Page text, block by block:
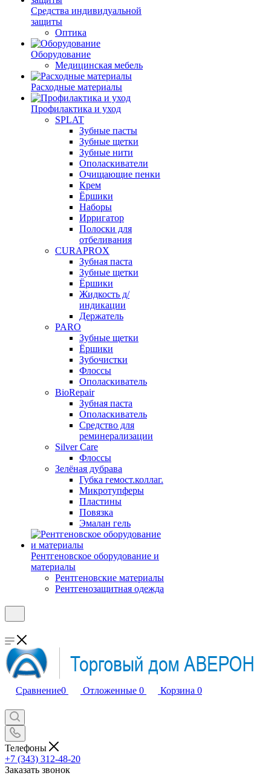
Средства индивидуальной
защиты
Оптика
Оборудование
Медицинская мебель
Расходные материалы
Профилактика и уход
SPLAT
Зубные пасты
Зубные щетки
Зубные нити
Ополаскиватели
Очищающие пенки
Крем
Ёршики
Наборы
Ирригатор
Полоски для
отбеливания
CURAPROX
Зубная паста
Зубные щетки
Ёршики
Жидкость д/
индикации
Держатель
PARO
Зубные щетки
Ёршики
Зубочистки
Флоссы
Ополаскиватель
BioRepair
Зубная паста
Ополаскиватель
Средство для
реминерализации
Silver Care
Флоссы
Зелёная дубрава
Губка гемост.коллаг.
Микротупферы
Пластины
Повязка
Эмалан гель
Рентгеновское оборудование и
материалы
Рентгеновские материалы
Рентгенозащитная одежда
Сравнение0 Отложенные 0 Корзина 0
Телефоны
+7 (343) 312-48-20
Заказать звонок